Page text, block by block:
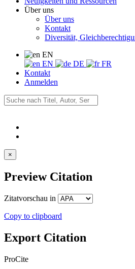
Über uns
Über uns
Kontakt
Diversität,
EN
EN
DE
FR
Kontakt
Anmelden
×
Preview Citation
Zitatvorschau in
Copy to clipboard
Export Citation
ProCite